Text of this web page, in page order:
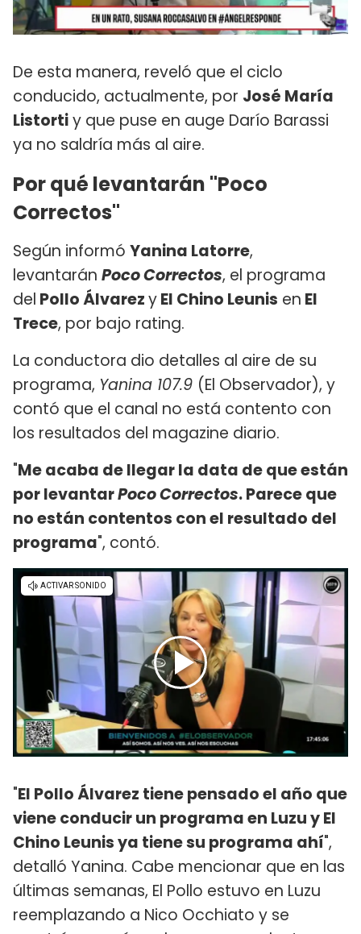
De esta manera, reveló que el ciclo
conducido, actualmente, por José María
Listortiy que puse en auge Darío Barassi
ya no saldría más al aire.
Por qué levantarán "Poco
Correctos"
Según informó Yanina Latorre,
levantarán Poco Correctos, el programa
del Pollo ÁlvarezyEl Chino Leunis en El
Trece, por bajo rating.
La conductora dio detalles al aire de su
programa, Yanina 107.9 (El Observador), y
contó que el canal no está contento con
los resultados del magazine diario.
"Me acaba de llegar la data de que están
por levantarPoco Correctos. Parece que
no están contentos con el resultado del
programa", contó.
"El Pollo Álvarez tiene pensado el año que
viene conducir un programa en Luzu y El
Chino Leunis ya tiene su programa ahí",
detalló Yanina. Cabe mencionar que en las
últimas semanas, El Pollo estuvo en Luzu
reemplazando a Nico Occhiato y se